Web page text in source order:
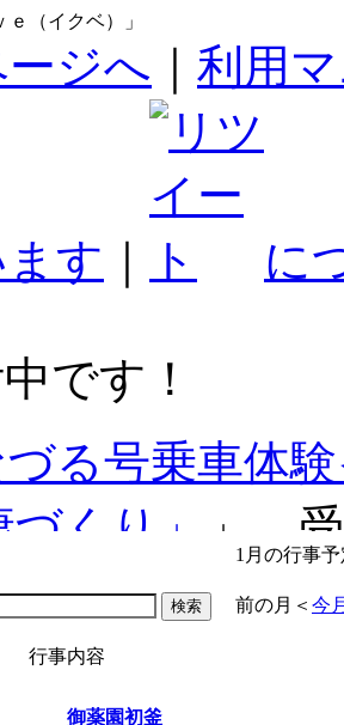
（イクベ）」
ージへ 利用
す に
です！
る号乗車体
くり」
」 受
交流広場「
07/09～
1月の行事
前の月 ＜ 今
行事内容
御薬園初釜